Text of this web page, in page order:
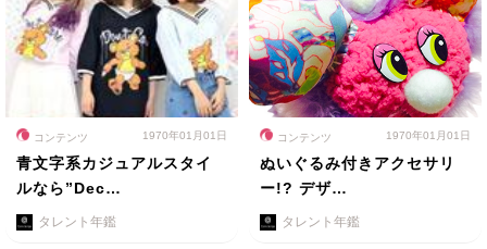
コンテンツ 1970年01月01日
青文字系カジュアルスタイ
ルなら”Dec…
タレント年鑑
コンテンツ 1970年01月01日
ぬいぐるみ付きアクセサリ
ー!? デザ…
タレント年鑑